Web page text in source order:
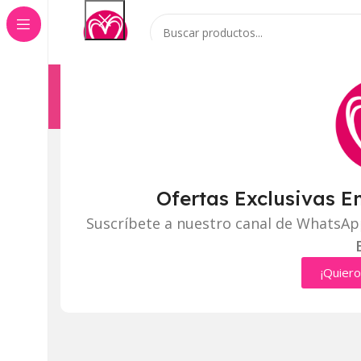
Ofertas Exclusivas
Suscríbete a nuestro canal de